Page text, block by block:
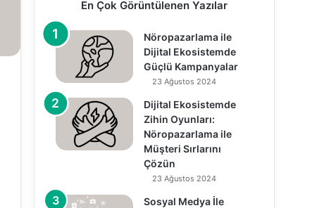
En Çok Görüntülenen Yazılar
Nöropazarlama ile
Dijital Ekosistemde
Güçlü Kampanyalar
23 Ağustos 2024
Dijital Ekosistemde
Zihin Oyunları:
Nöropazarlama ile
Müşteri Sırlarını
Çözün
23 Ağustos 2024
Sosyal Medya İle